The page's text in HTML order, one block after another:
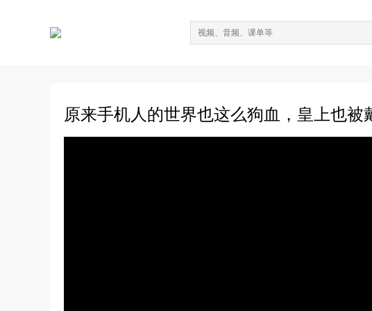
原来手机人的世界也这么狗血，皇上也被